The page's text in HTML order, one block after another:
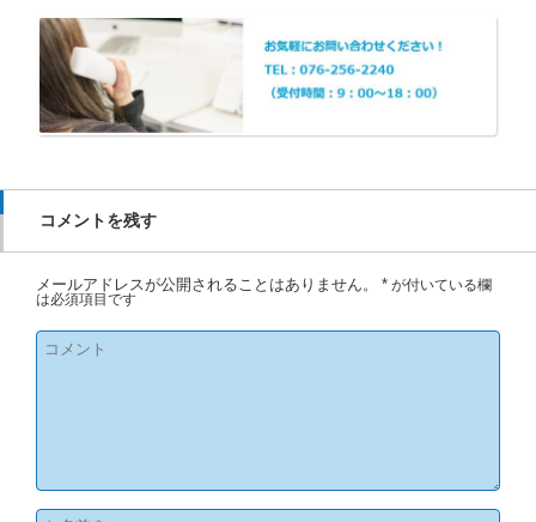
コメントを残す
メールアドレスが公開されることはありません。 * が付いている欄
は必須項目です